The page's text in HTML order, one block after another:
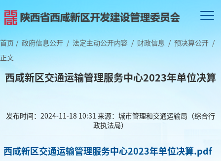
首页 / 政府信息公开 / 法定主动公开内容 / 财政信息 / 预决算公开 /
正文
西咸新区交通运输管理服务中心2023年单位决算
发布时间：2024-11-18 10:31 来源：城市管理和交通运输局（综合行
政执法局）
西咸新区交通运输管理服务中心2023年单位决算.pdf